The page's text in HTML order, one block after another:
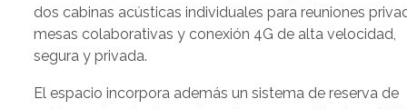
dos cabinas acústicas individuales para reuniones
mesas colaborativas y conexión 4G de alta velocidad,
segura y privada.
El espacio incorpora además un sistema de reserva de